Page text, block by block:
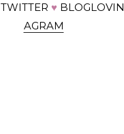
TWITTER ♥ BLOGLOVIN
AGRAM